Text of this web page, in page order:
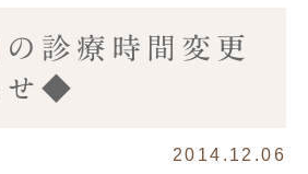
診療時間変更
せ◆
2014.12.06